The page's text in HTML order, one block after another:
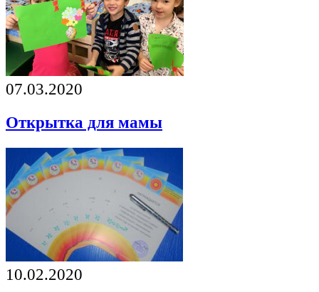
07.03.2020
Открытка для мамы
10.02.2020